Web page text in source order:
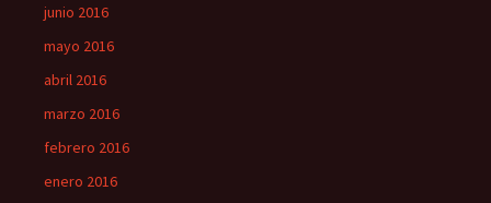
junio 2016
mayo 2016
abril 2016
marzo 2016
febrero 2016
enero 2016